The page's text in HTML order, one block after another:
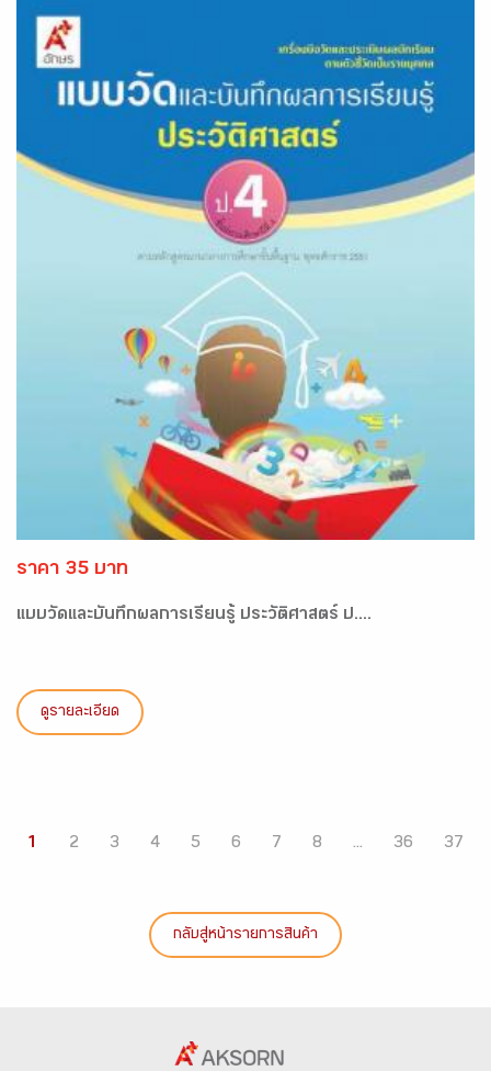
ราคา 35 บาท
แบบวัดและบันทึกผลการเรียนรู้ ประวัติศาสตร์ ป....
ดูรายละเอียด
1 2 3 4 5 6 7 8 ... 36 37
กลับสู่หน้ารายการสินค้า